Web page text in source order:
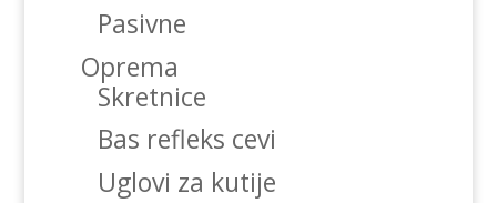
Pasivne
Oprema
Skretnice
Bas refleks cevi
Uglovi za kutije